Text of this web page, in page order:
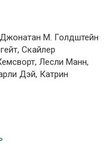
М. Голдштейн
Скайлер
Лесли Манн,
Дэй, Катрин